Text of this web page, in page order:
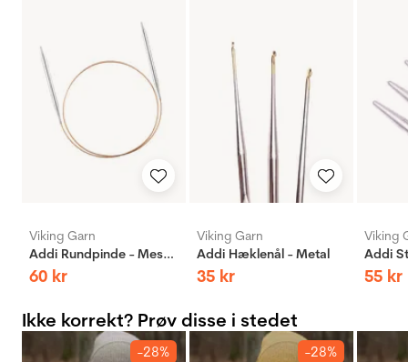
Viking Garn
Addi Rundpinde - Messing
60 kr
Viking Garn
Addi Hæklenål - Metal
35 kr
Viking
55 kr
Ikke korrekt? Prøv disse i stedet
-28% -28%